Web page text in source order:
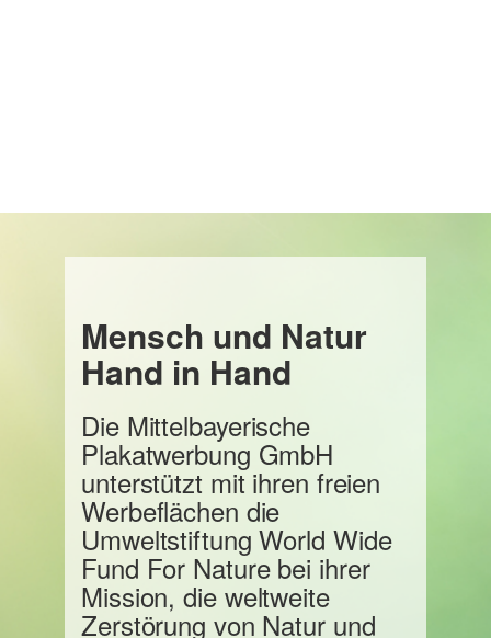
Mensch und Natur
Hand in Hand
Die Mittelbayerische
Plakatwerbung GmbH
unterstützt mit ihren freien
Werbeflächen die
Umweltstiftung World Wide
Fund For Nature bei ihrer
Mission, die weltweite
Zerstörung von Natur und